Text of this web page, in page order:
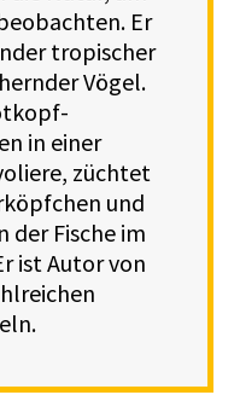
Er
tropischer
Vögel.
in einer
züchtet
und
der Fische im
ist Autor von